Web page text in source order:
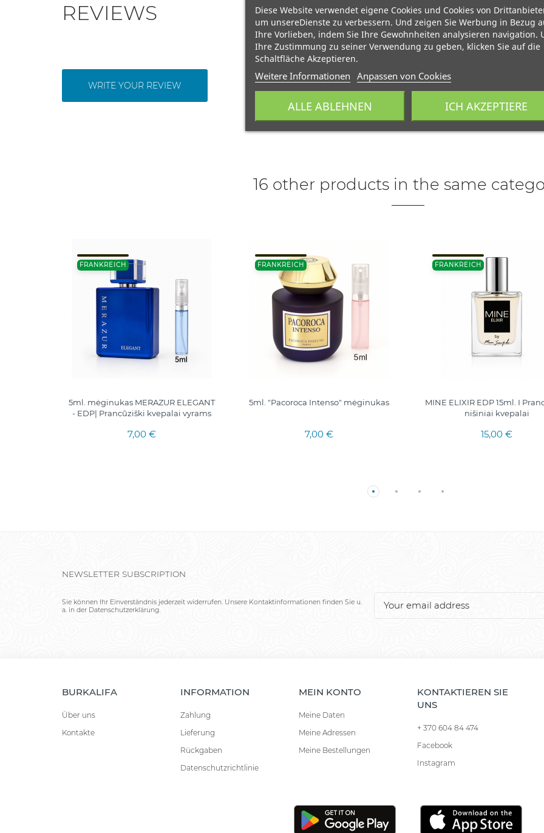
REVIEWS
WRITE YOUR REVIEW
16 other products in the same
FRANKREICH
5ml. mėginukas MERAZUR ELEGANT
- EDP| Prancūziški kvepalai vyrams
7,00 €
FRANKREICH
5ml. "Pacoroca Intenso" mėginukas
7,00 €
FRANKREICH
MINE ELIXIR EDP 15ml. I
nišiniai kvepalai
15,00 €
NEWSLETTER SUBSCRIPTION
Sie können Ihr Einverständnis jederzeit widerrufen. Unsere Kontaktinformationen finden Sie u.
a. in der Datenschutzerklärung.
BURKALIFA
Über uns
Kontakte
INFORMATION
Zahlung
Lieferung
Rückgaben
Datenschutzrichtlinie
MEIN KONTO
Meine Daten
Meine Adressen
Meine Bestellungen
KONTAKTIEREN SIE
UNS
+ 370 604 84 474
Facebook
Instagram
Diese Website verwendet eigene Cookies und Cookies von
um unsereDienste zu verbessern. Und zeigen Sie Werbung in Bezug
Ihre Vorlieben, indem Sie Ihre Gewohnheiten analysieren navigation.
Ihre Zustimmung zu seiner Verwendung zu geben, klicken Sie auf die
Schaltfläche Akzeptieren.
Weitere Informationen Anpassen von Cookies
ALLE ABLEHNEN ICH AKZEPTIERE